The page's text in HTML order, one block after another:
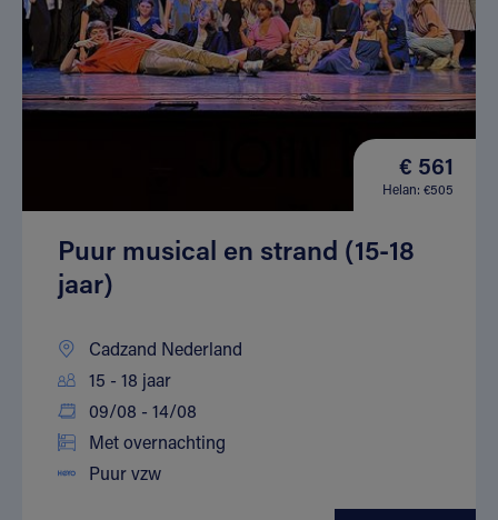
€ 561
Helan: €505
Puur musical en strand (15-18
jaar)
Cadzand Nederland
15 - 18 jaar
09/08 - 14/08
Met overnachting
Puur vzw